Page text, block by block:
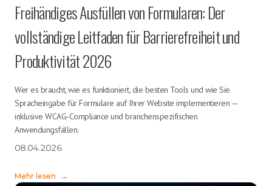
Freihändiges Ausfüllen von Formularen: Der
vollständige Leitfaden für Barrierefreiheit und
Produktivität 2026
Wer es braucht, wie es funktioniert, die besten Tools und wie Sie
Spracheingabe für Formulare auf Ihrer Website implementieren —
inklusive WCAG-Compliance und branchenspezifischen
Anwendungsfällen.
08.04.2026
Mehr lesen →